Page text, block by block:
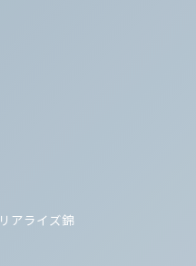
リアライズ錦